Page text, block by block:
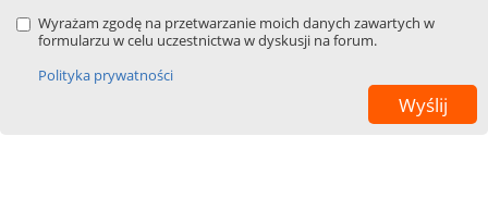
Wyrażam zgodę na przetwarzanie moich danych zawartych w
formularzu w celu uczestnictwa w dyskusji na forum.
Polityka prywatności